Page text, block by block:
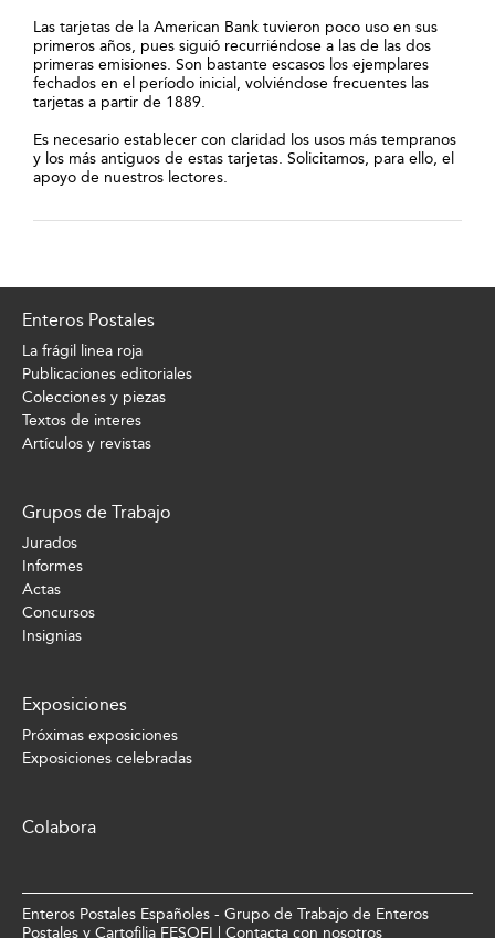
Las tarjetas de la American Bank tuvieron poco uso en sus
primeros años, pues siguió recurriéndose a las de las dos
primeras emisiones. Son bastante escasos los ejemplares
fechados en el período inicial, volviéndose frecuentes las
tarjetas a partir de 1889.
Es necesario establecer con claridad los usos más tempranos
y los más antiguos de estas tarjetas. Solicitamos, para ello, el
apoyo de nuestros lectores.
Enteros Postales
La frágil linea roja
Publicaciones editoriales
Colecciones y piezas
Textos de interes
Artículos y revistas
Grupos de Trabajo
Jurados
Informes
Actas
Concursos
Insignias
Exposiciones
Próximas exposiciones
Exposiciones celebradas
Colabora
Enteros Postales Españoles - Grupo de Trabajo de Enteros
Postales y Cartofilia FESOFI | Contacta con nosotros